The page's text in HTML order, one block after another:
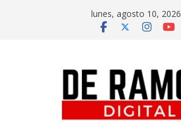
lunes, agosto 10, 2026